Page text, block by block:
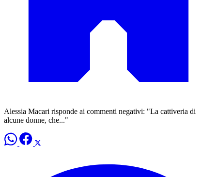
Alessia Macari risponde ai commenti negativi: "La cattiveria di
alcune donne, che..."